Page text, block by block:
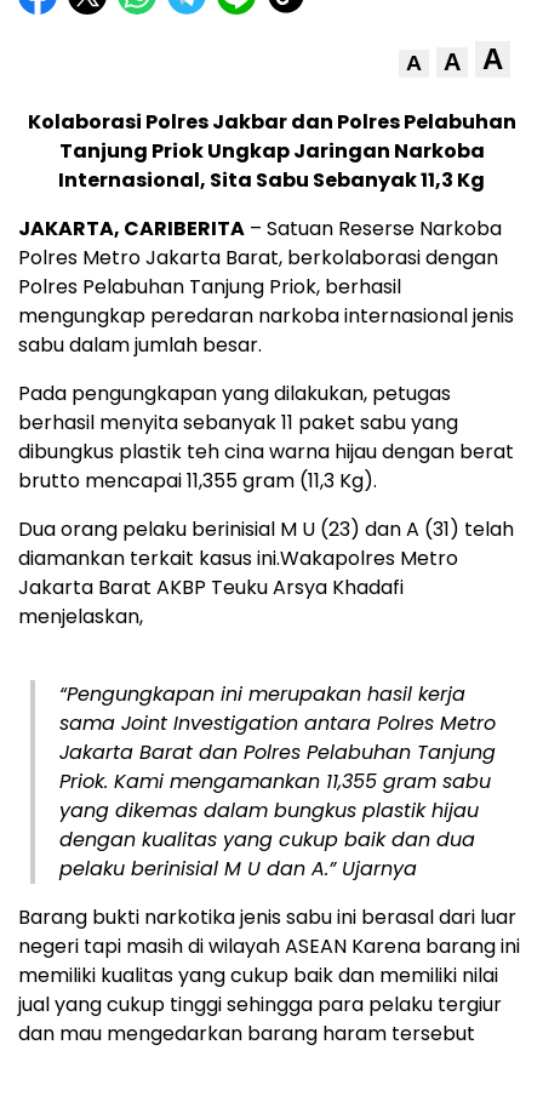
A A A
Kolaborasi Polres Jakbar dan Polres Pelabuhan
Tanjung Priok Ungkap Jaringan Narkoba
Internasional, Sita Sabu Sebanyak 11,3 Kg
JAKARTA, CARIBERITA – Satuan Reserse Narkoba
Polres Metro Jakarta Barat, berkolaborasi dengan
Polres Pelabuhan Tanjung Priok, berhasil
mengungkap peredaran narkoba internasional jenis
sabu dalam jumlah besar.
Pada pengungkapan yang dilakukan, petugas
berhasil menyita sebanyak 11 paket sabu yang
dibungkus plastik teh cina warna hijau dengan berat
brutto mencapai 11,355 gram (11,3 Kg).
Dua orang pelaku berinisial M U (23) dan A (31) telah
diamankan terkait kasus ini.Wakapolres Metro
Jakarta Barat AKBP Teuku Arsya Khadafi
menjelaskan,
“Pengungkapan ini merupakan hasil kerja
sama Joint Investigation antara Polres Metro
Jakarta Barat dan Polres Pelabuhan Tanjung
Priok. Kami mengamankan 11,355 gram sabu
yang dikemas dalam bungkus plastik hijau
dengan kualitas yang cukup baik dan dua
pelaku berinisial M U dan A.” Ujarnya
Barang bukti narkotika jenis sabu ini berasal dari luar
negeri tapi masih di wilayah ASEAN Karena barang ini
memiliki kualitas yang cukup baik dan memiliki nilai
jual yang cukup tinggi sehingga para pelaku tergiur
dan mau mengedarkan barang haram tersebut